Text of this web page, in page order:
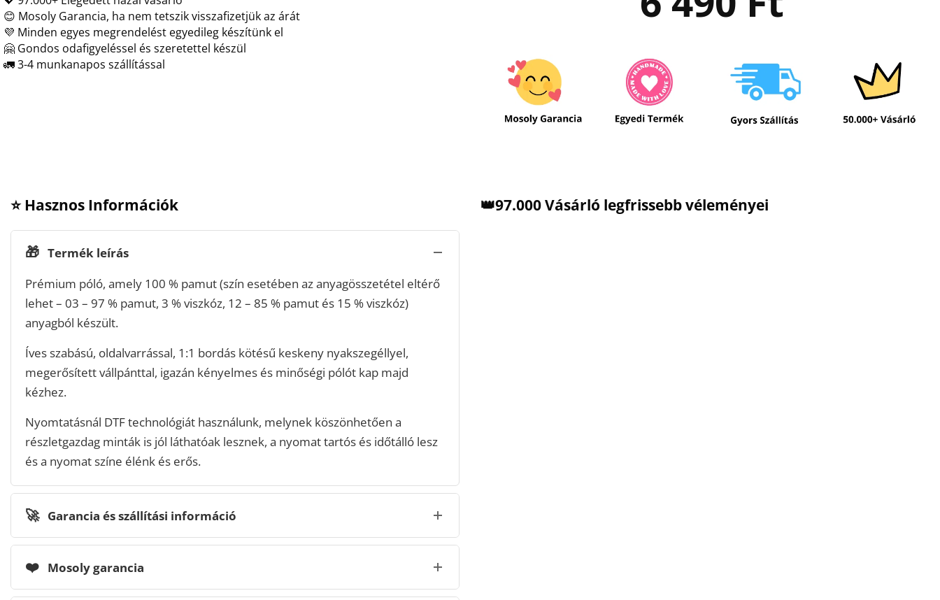
😊 Mosoly Garancia, ha nem tetszik visszafizetjük az árát
💜 Minden egyes megrendelést egyedileg készítünk el
🤗 Gondos odafigyeléssel és szeretettel készül
🚛 3-4 munkanapos szállítással
⭐ Hasznos Információk
🎁 Termék leírás
Prémium póló, amely 100 % pamut (szín esetében az anyagösszetétel eltérő
lehet – 03 – 97 % pamut, 3 % viszkóz, 12 – 85 % pamut és 15 % viszkóz)
anyagból készült.
Íves szabású, oldalvarrással, 1:1 bordás kötésű keskeny nyakszegéllyel,
megerősített vállpánttal, igazán kényelmes és minőségi pólót kap majd
kézhez.
Nyomtatásnál DTF technológiát használunk, melynek köszönhetően a
részletgazdag minták is jól láthatóak lesznek, a nyomat tartós és időtálló lesz
és a nyomat színe élénk és erős.
🚀 Garancia és szállítási információ
❤️ Mosoly garancia
👑97.000 Vásárló legfrissebb véleményei